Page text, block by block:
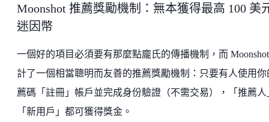
Moonshot 推薦獎勵機制：無本獲得最高 100 美
迷因幣
一個好的項目必須要有那麼點龐氏的傳播機制，而
計了一個相當聰明而友善的推薦獎勵機制：只要有人使用你
薦碼「註冊」帳戶並完成身份驗證（不需交易），「推薦人
「新用戶」都可獲得獎金。